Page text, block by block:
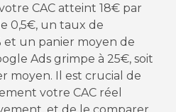
CAC atteint 18€ par
0,5€, un taux de
et un panier moyen de
Ads grimpe à 25€, soit
moyen. Il est crucial de
votre CAC réel
et de le comparer